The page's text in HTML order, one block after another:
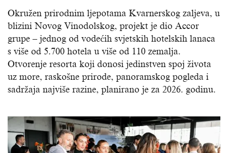
Okružen prirodnim ljepotama Kvarnerskog zaljeva, u
blizini Novog Vinodolskog, projekt je dio Accor
grupe – jednog od vodećih svjetskih hotelskih lanaca
s više od 5.700 hotela u više od 110 zemalja.
Otvorenje resorta koji donosi jedinstven spoj života
uz more, raskošne prirode, panoramskog pogleda i
sadržaja najviše razine, planirano je za 2026. godinu.